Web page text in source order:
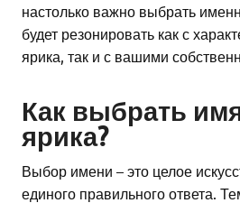
настолько важно выбрать
будет резонировать как с
ярика, так и с вашими
Как выбрать
ярика?
Выбор имени – это целое
единого правильного ответа.